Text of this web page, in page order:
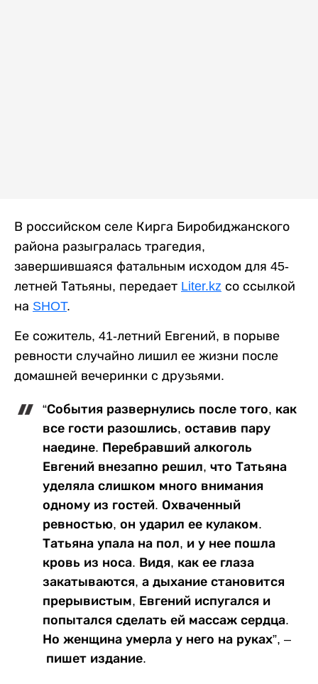
В российском селе Кирга Биробиджанского
района разыгралась трагедия,
завершившаяся фатальным исходом для 45-
летней Татьяны, передает Liter.kz со ссылкой
на SHOT.
Ее сожитель, 41-летний Евгений, в порыве
ревности случайно лишил ее жизни после
домашней вечеринки с друзьями.
“События развернулись после того, как
все гости разошлись, оставив пару
наедине. Перебравший алкоголь
Евгений внезапно решил, что Татьяна
уделяла слишком много внимания
одному из гостей. Охваченный
ревностью, он ударил ее кулаком.
Татьяна упала на пол, и у нее пошла
кровь из носа. Видя, как ее глаза
закатываются, а дыхание становится
прерывистым, Евгений испугался и
попытался сделать ей массаж сердца.
Но женщина умерла у него на руках”, –
пишет издание.